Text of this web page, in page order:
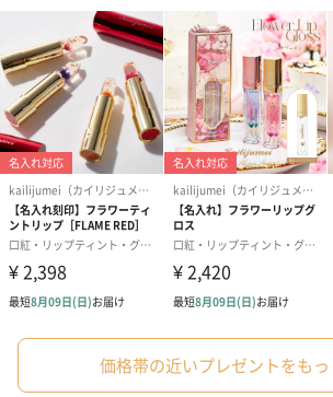
シーズンブーケ（ひま
わり）（1,880円）
ブーケ（ホワイト
ーン）（1,650円）
ドライフラワー・プリザーブドフラワー
自然のお花で作ったドライフラワー・プリザ
梱します。
一部花材が写真と異なる場合がございます。
い。パッケージに入れてお届けします。
価格帯の近いプレゼントをもっ